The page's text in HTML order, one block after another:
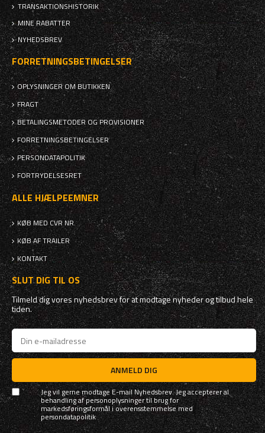
TRANSAKTIONSHISTORIK
MINE RABATTER
NYHEDSBREV
FORRETNINGSBETINGELSER
OPLYSNINGER OM BUTIKKEN
FRAGT
BETALINGSMETODER OG PROVISIONER
FORRETNINGSBETINGELSER
PERSONDATAPOLITIK
FORTRYDELSESRET
ALLE HJÆLPEEMNER
KØB MED CVR NR.
KØB AF TRAILER
KONTAKT
SLUT DIG TIL OS
Tilmeld dig vores nyhedsbrev for at modtage nyheder og tilbud hele
tiden.
ANMELD DIG
Jeg vil gerne modtage E-mail Nyhedsbrev. Jeg accepterer al
behandling af personoplysninger til brug for
markedsføringsformål i overensstemmelse med
persondatapolitik